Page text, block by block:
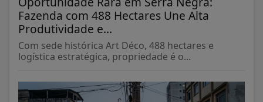
Fazenda com 488 Hectares Une Alta
Produtividade e...
Com sede histórica Art Déco, 488 hectares e
logística estratégica, propriedade é o...